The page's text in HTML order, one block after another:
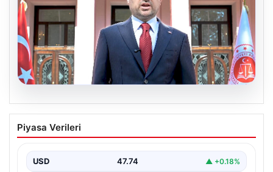
06.08.2026
Bakan Gürlek’ten Çerçeve Yasa
Hakkında Önemli Açıklamalar: Hukuk
Edilecek
Piyasa Verileri
USD 47.74 ▲ +0.18%